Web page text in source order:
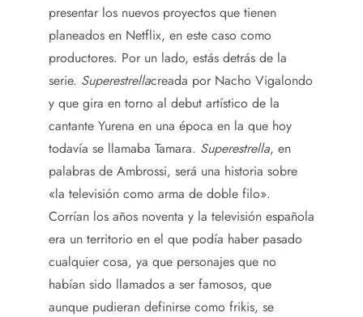
presentar los nuevos proyectos que tienen
planeados en Netflix, en este caso como
productores. Por un lado, estás detrás de la
serie. Superestrellacreada por Nacho Vigalondo
y que gira en torno al debut artístico de la
cantante Yurena en una época en la que hoy
todavía se llamaba Tamara. Superestrella, en
palabras de Ambrossi, será una historia sobre
«la televisión como arma de doble filo».
Corrían los años noventa y la televisión española
era un territorio en el que podía haber pasado
cualquier cosa, ya que personajes que no
habían sido llamados a ser famosos, que
aunque pudieran definirse como frikis, se